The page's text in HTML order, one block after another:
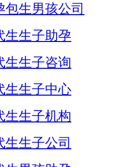
包生男孩公司
生生子助孕
生生子咨询
生生子中心
生生子机构
生生子公司